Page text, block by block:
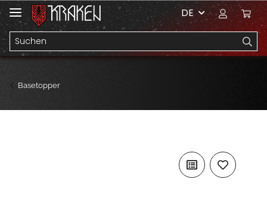
DE
Basetopper